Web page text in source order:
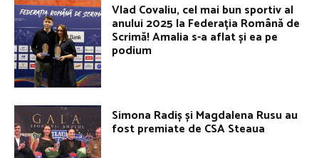
Vlad Covaliu, cel mai bun sportiv al
anului 2025 la Federația Română de
Scrimă! Amalia s-a aflat și ea pe
podium
Simona Radiș și Magdalena Rusu au
fost premiate de CSA Steaua